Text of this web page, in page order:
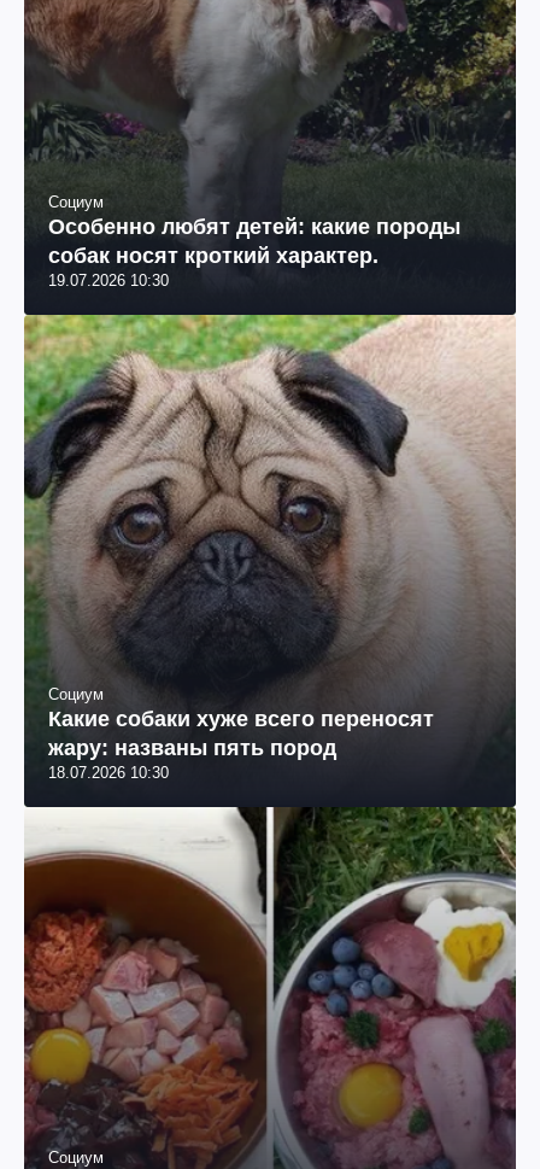
Социум
Особенно любят детей: какие породы
собак носят кроткий характер.
19.07.2026 10:30
Социум
Какие собаки хуже всего переносят
жару: названы пять пород
18.07.2026 10:30
Социум